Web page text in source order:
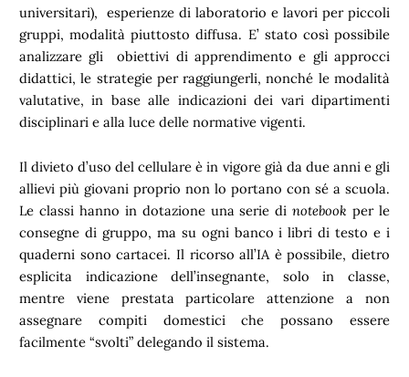
universitari), esperienze di laboratorio e lavori per piccoli
gruppi, modalità piuttosto diffusa. E’ stato così possibile
analizzare gli obiettivi di apprendimento e gli approcci
didattici, le strategie per raggiungerli, nonché le modalità
valutative, in base alle indicazioni dei vari dipartimenti
disciplinari e alla luce delle normative vigenti.
Il divieto d’uso del cellulare è in vigore già da due anni e gli
allievi più giovani proprio non lo portano con sé a scuola.
Le classi hanno in dotazione una serie dinotebook per le
consegne di gruppo, ma su ogni banco i libri di testo e i
quaderni sono cartacei. Il ricorso all’IA è possibile, dietro
esplicita indicazione dell’insegnante, solo in classe,
mentre viene prestata particolare attenzione a non
assegnare compiti domestici che possano essere
facilmente “svolti” delegando il sistema.